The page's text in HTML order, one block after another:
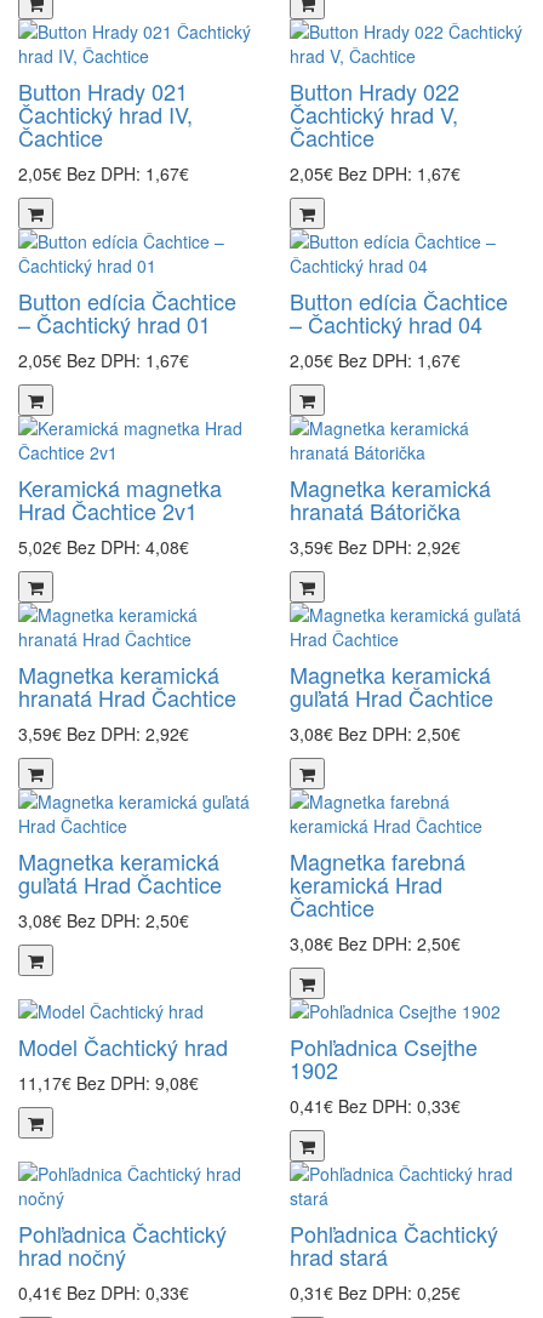
Button Hrady 021
Čachtický hrad IV,
Čachtice
2,05€ Bez DPH: 1,67€
Button Hrady 022
Čachtický hrad V,
Čachtice
2,05€ Bez DPH: 1,67€
Button edícia Čachtice
– Čachtický hrad 01
2,05€ Bez DPH: 1,67€
Button edícia Čachtice
– Čachtický hrad 04
2,05€ Bez DPH: 1,67€
Keramická magnetka
Hrad Čachtice 2v1
5,02€ Bez DPH: 4,08€
Magnetka keramická
hranatá Bátorička
3,59€ Bez DPH: 2,92€
Magnetka keramická
hranatá Hrad Čachtice
3,59€ Bez DPH: 2,92€
Magnetka keramická
guľatá Hrad Čachtice
3,08€ Bez DPH: 2,50€
Magnetka keramická
guľatá Hrad Čachtice
3,08€ Bez DPH: 2,50€
Magnetka farebná
keramická Hrad
Čachtice
3,08€ Bez DPH: 2,50€
Model Čachtický hrad
11,17€ Bez DPH: 9,08€
Pohľadnica Csejthe
1902
0,41€ Bez DPH: 0,33€
Pohľadnica Čachtický
hrad nočný
0,41€ Bez DPH: 0,33€
Pohľadnica Čachtický
hrad stará
0,31€ Bez DPH: 0,25€